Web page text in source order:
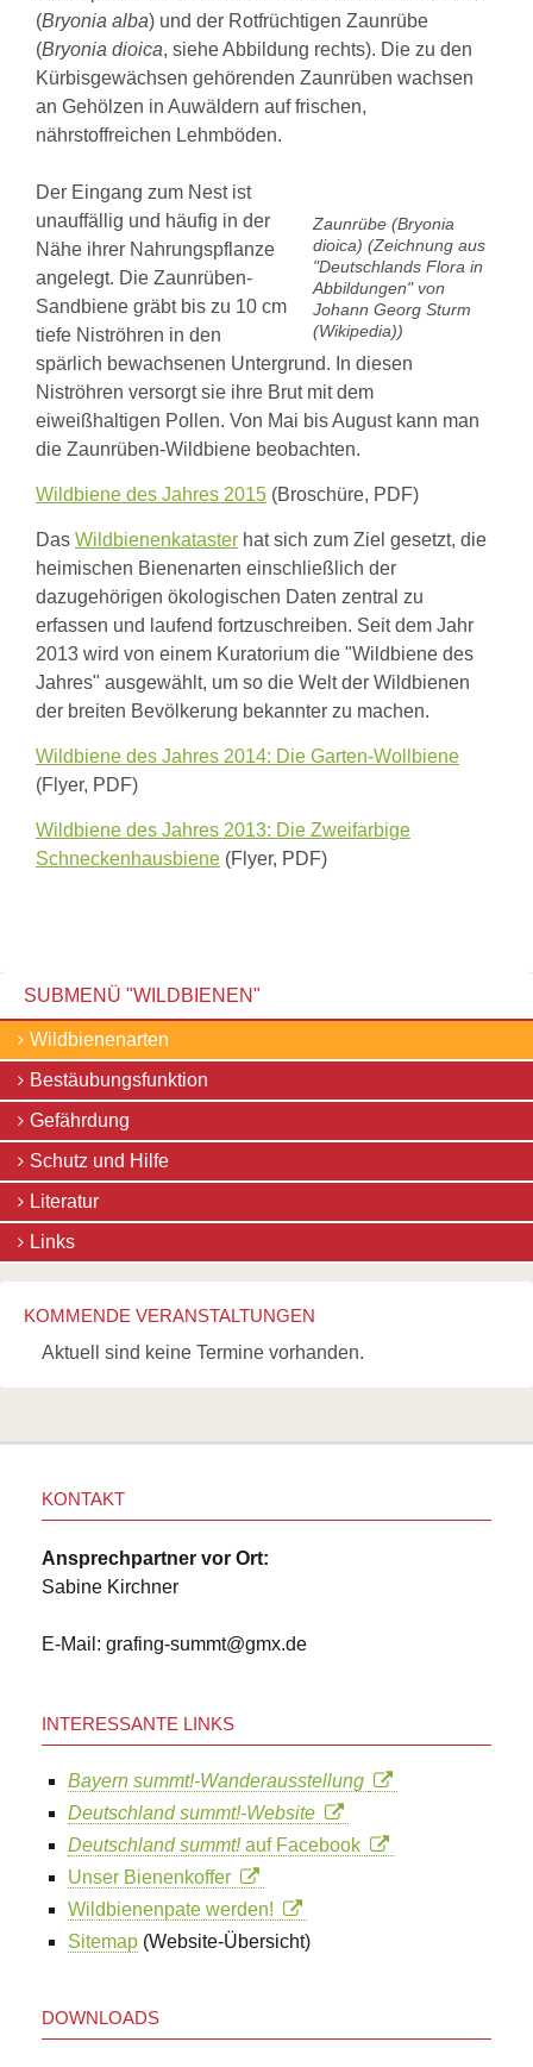
(Bryonia alba) und der Rotfrüchtigen Zaunrübe
(Bryonia dioica, siehe Abbildung rechts). Die zu den
Kürbisgewächsen gehörenden Zaunrüben wachsen
an Gehölzen in Auwäldern auf frischen,
nährstoffreichen Lehmböden.
Zaunrübe (Bryonia
dioica) (Zeichnung aus
"Deutschlands Flora in
Abbildungen" von
Johann Georg Sturm
(Wikipedia))
Der Eingang zum Nest ist
unauffällig und häufig in der
Nähe ihrer Nahrungspflanze
angelegt. Die Zaunrüben-
Sandbiene gräbt bis zu 10 cm
tiefe Niströhren in den
spärlich bewachsenen Untergrund. In diesen
Niströhren versorgt sie ihre Brut mit dem
eiweißhaltigen Pollen. Von Mai bis August kann man
die Zaunrüben-Wildbiene beobachten.
Wildbiene des Jahres 2015 (Broschüre, PDF)
Das Wildbienenkataster hat sich zum Ziel gesetzt, die
heimischen Bienenarten einschließlich der
dazugehörigen ökologischen Daten zentral zu
erfassen und laufend fortzuschreiben. Seit dem Jahr
2013 wird von einem Kuratorium die "Wildbiene des
Jahres" ausgewählt, um so die Welt der Wildbienen
der breiten Bevölkerung bekannter zu machen.
Wildbiene des Jahres 2014: Die Garten-Wollbiene
(Flyer, PDF)
Wildbiene des Jahres 2013: Die Zweifarbige
Schneckenhausbiene (Flyer, PDF)
SUBMENÜ "WILDBIENEN"
Navigation
überspringen
Wildbienenarten
Bestäubungsfunktion
Gefährdung
Schutz und Hilfe
Literatur
Links
KOMMENDE VERANSTALTUNGEN
Aktuell sind keine Termine vorhanden.
KONTAKT
Ansprechpartner vor Ort:
Sabine Kirchner
E-Mail: grafing-summt@gmx.de
INTERESSANTE LINKS
Bayern summt!-Wanderausstellung
Deutschland summt!-Website
Deutschland summt!auf Facebook
Unser Bienenkoffer
Wildbienenpate werden!
Sitemap (Website-Übersicht)
DOWNLOADS